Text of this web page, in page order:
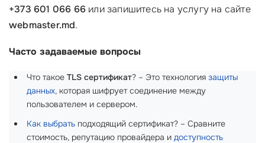
+373 601 066 66 или запишитесь на услугу на сайте
webmaster.md.
Часто задаваемые вопросы
Что такое TLS сертификат? – Это технология защиты
данных, которая шифрует соединение между
пользователем и сервером.
Как выбрать подходящий сертификат? – Сравните
стоимость, репутацию провайдера и доступность